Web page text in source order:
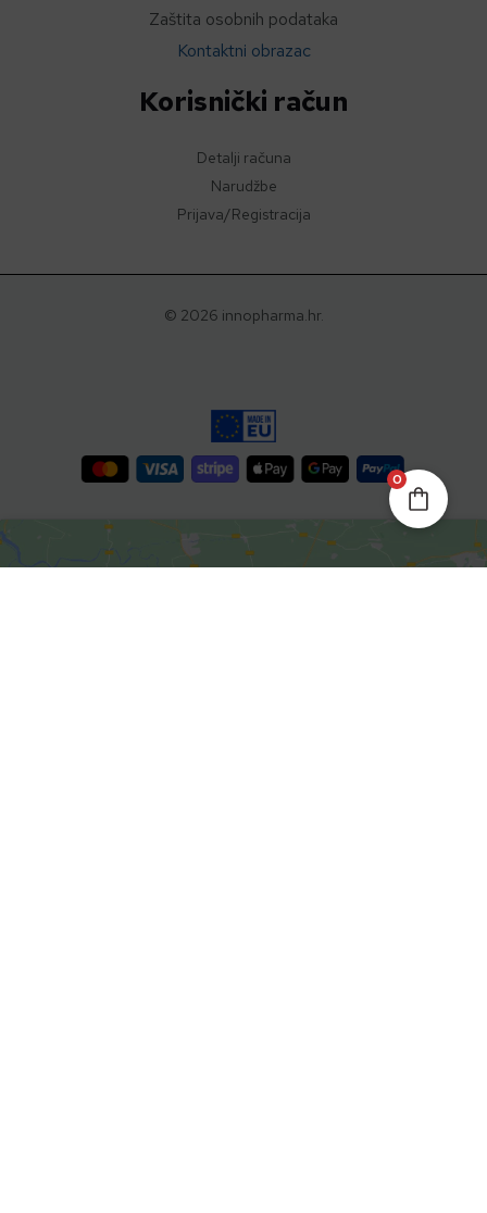
Zaštita osobnih podataka
Kontaktni obrazac
Korisnički račun
Detalji računa
Narudžbe
Prijava/Registracija
© 2026 innopharma.hr.
0